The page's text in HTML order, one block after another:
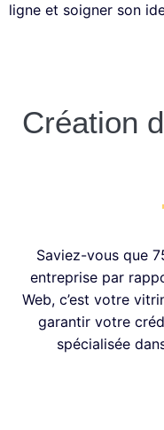
ligne et soigner son
Création
Saviez-vous que
entreprise par
Web, c’est votre
garantir votre
spécialisée